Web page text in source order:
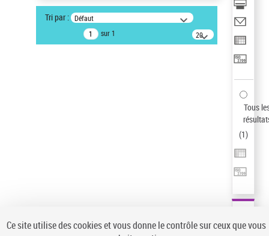
Type de notice d'autorité
Tri par : Défaut
sur 1
20
résultats/page
Tous
(1)
Ce site utilise des cookies et vous donne le contrôle sur ceux que vous